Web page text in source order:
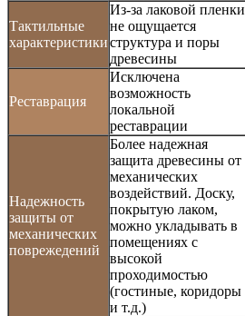
Тактильные
характеристики
Из-за лаковой пленки
не ощущается
структура и поры
древесины
Реставрация
Исключена
возможность
локальной
реставрации
Надежность
защиты от
механических
поврежедений
Более надежная
защита древесины от
механических
воздействий. Доску,
покрытую лаком,
можно укладывать в
помещениях с
высокой
проходимостью
(гостиные, коридоры
и т.д.)